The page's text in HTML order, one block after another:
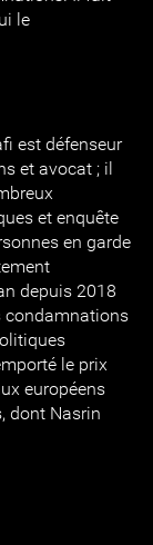
le
est défenseur
et avocat ; il
et enquête
en garde
depuis 2018
condamnations
le prix
européens
dont Nasrin